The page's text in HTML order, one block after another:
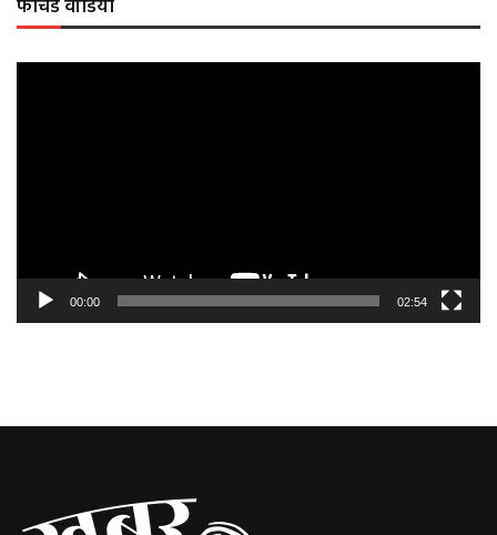
फीचर्ड वीडियो
00:00 02:54